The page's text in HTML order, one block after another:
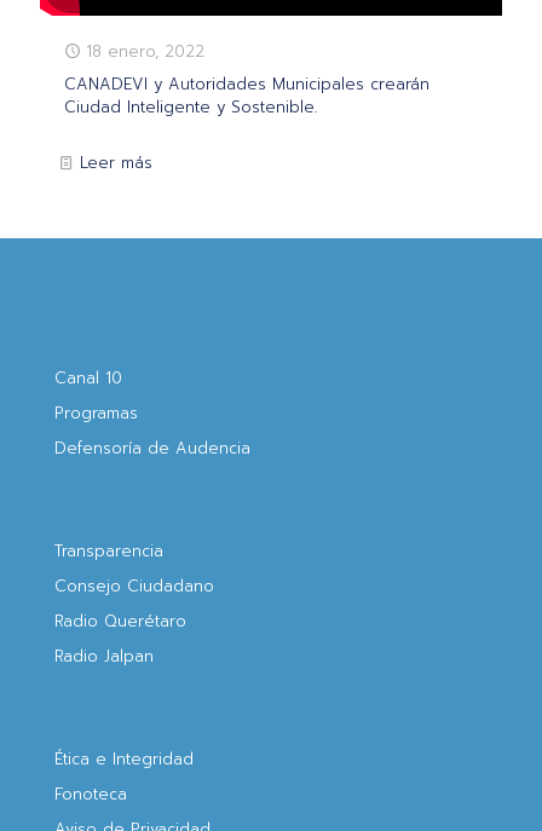
18 enero, 2022
CANADEVI y Autoridades Municipales crearán
Ciudad Inteligente y Sostenible.
Leer más
Canal 10
Programas
Defensoría de Audencia
Transparencia
Consejo Ciudadano
Radio Querétaro
Radio Jalpan
Ética e Integridad
Fonoteca